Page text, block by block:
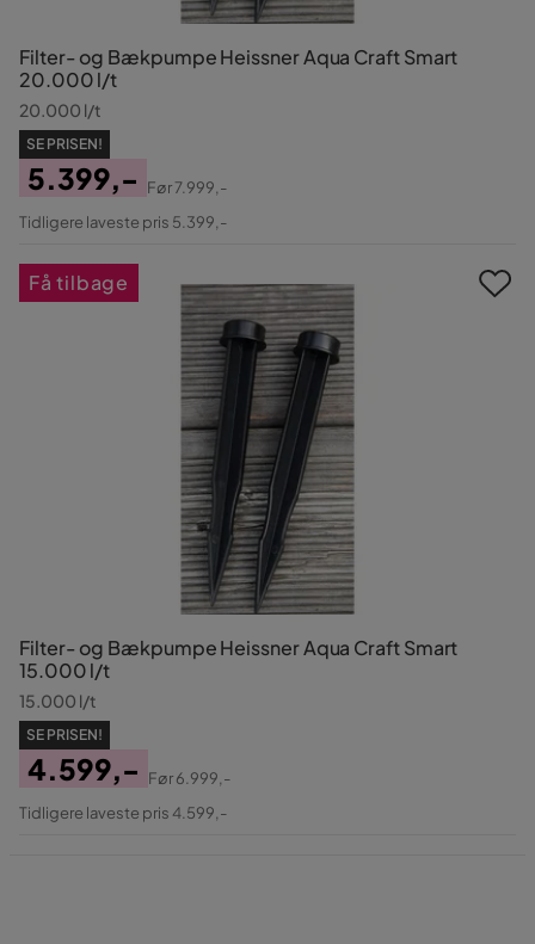
Filter- og Bækpumpe Heissner Aqua Craft Smart
20.000 l/t
20.000 l/t
SE PRISEN!
Pris
5.399,-
Original
Før7.999,-
Tidligere laveste pris 5.399,-
Filter- og Bækpumpe Heissner Aqua Craft Smart
15.000 l/t
15.000 l/t
SE PRISEN!
Pris
4.599,-
Original
Før6.999,-
Tidligere laveste pris 4.599,-
Få tilbage